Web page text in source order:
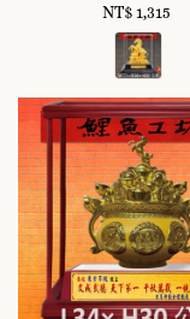
Regular
price
NT$ 1,315